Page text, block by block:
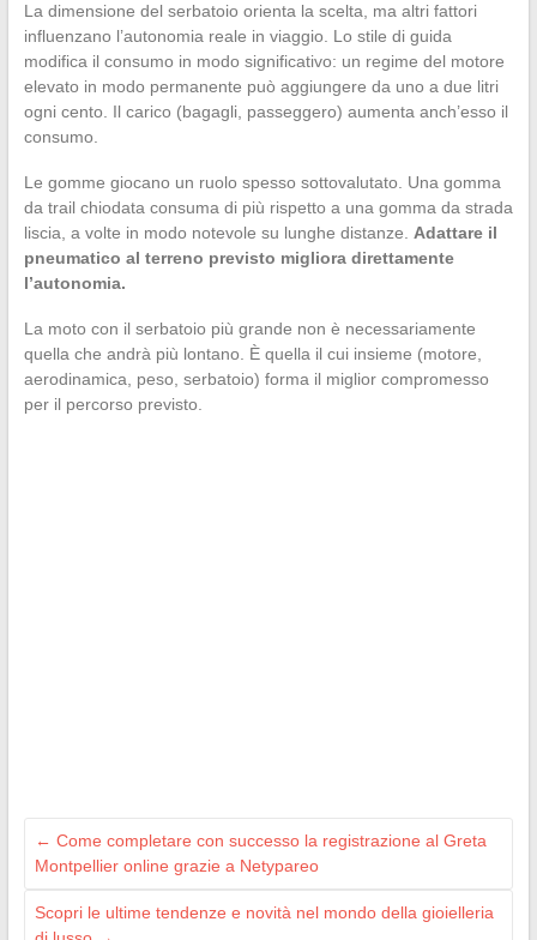
La dimensione del serbatoio orienta la scelta, ma altri fattori
influenzano l’autonomia reale in viaggio. Lo stile di guida
modifica il consumo in modo significativo: un regime del motore
elevato in modo permanente può aggiungere da uno a due litri
ogni cento. Il carico (bagagli, passeggero) aumenta anch’esso il
consumo.
Le gomme giocano un ruolo spesso sottovalutato. Una gomma
da trail chiodata consuma di più rispetto a una gomma da strada
liscia, a volte in modo notevole su lunghe distanze. Adattare il
pneumatico al terreno previsto migliora direttamente
l’autonomia.
La moto con il serbatoio più grande non è necessariamente
quella che andrà più lontano. È quella il cui insieme (motore,
aerodinamica, peso, serbatoio) forma il miglior compromesso
per il percorso previsto.
← Come completare con successo la registrazione al Greta
Montpellier online grazie a Netypareo
Scopri le ultime tendenze e novità nel mondo della gioielleria